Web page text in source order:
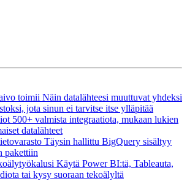
toimii Näin datalähteesi muuttuvat yhdeksi
jota sinun ei tarvitse itse ylläpitää
500+ valmista integraatiota, mukaan lukien
datalähteet
Täysin hallittu BigQuery sisältyy
pakettiin
Käytä Power BI:tä, Tableauta,
tai kysy suoraan tekoälyltä